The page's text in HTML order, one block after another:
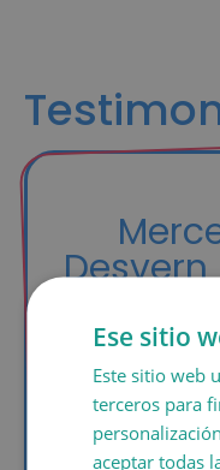
Mi pareja es
nos casamos
Fecundación
años y mi
Pero no
Ese sitio
Este sitio web
terceros para
aceptar todas